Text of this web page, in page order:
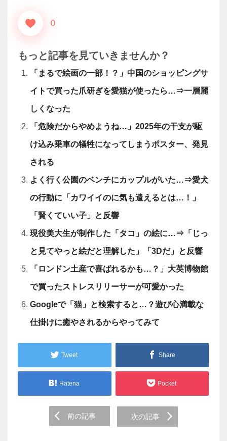
0
もっと記事を見ていきませんか？
「まるで絵画の一部！？」中国のショッピングサ
イトで買った爪研ぎを愛猫が使ったら…⇒一層麗
しくなった
「危険だからやめようね…」2025年の干支が駆
け込み乗車の犠牲になってしまうポスター、発見
される
よく行く公園のベンチにカップルがいた…⇒愛犬
の行動に「カワイイのに気も遣えるとは…！」
「賢くていい子」と反響
現役美大生が制作した「タコ」の絵に…⇒「じっ
と見てやっと絵だと理解した」「3Dだ」と反響
「ロンドン土産で喜ばれるかも…？」大英博物館
で買ったストレスリリーサーが可愛かった
Googleで「猫」と検索すると…？遊び心満載な
仕掛けに癒やされるからやってみて
Tweet Share
Hatena Pocket
navigation
前の記事 次の記事